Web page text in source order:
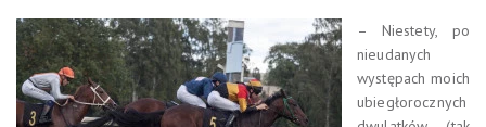
– Niestety, po
nieudanych
występach moich
ubiegłorocznych